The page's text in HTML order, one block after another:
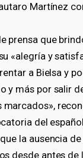
Martínez
prensa que
«alegría y
a Bielsa y
más por salir
del
la ausencia
desde antes de